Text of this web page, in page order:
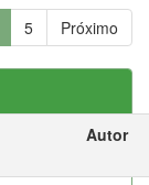
5 Próximo
Autor